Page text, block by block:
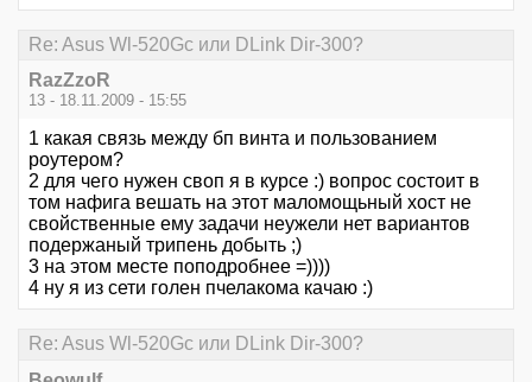
Re: Asus Wl-520Gc или DLink Dir-300?
RazZzoR
13 - 18.11.2009 - 15:55
1 какая связь между бп винта и пользованием
роутером?
2 для чего нужен своп я в курсе :) вопрос состоит в
том нафига вешать на этот маломощьный хост не
свойственные ему задачи неужели нет вариантов
подержаный трипень добыть ;)
3 на этом месте поподробнее =))))
4 ну я из сети голен пчелакома качаю :)
Re: Asus Wl-520Gc или DLink Dir-300?